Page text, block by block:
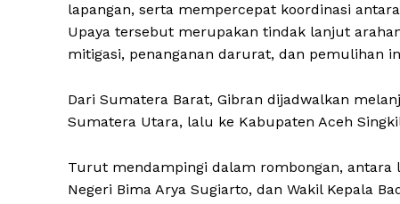
lapangan, serta mempercepat koordinasi
Upaya tersebut merupakan tindak lanjut
mitigasi, penanganan darurat, dan pemulihan
Dari Sumatera Barat, Gibran dijadwalkan
Sumatera Utara, lalu ke Kabupaten Aceh
Turut mendampingi dalam rombongan, antara
Negeri Bima Arya Sugiarto, dan Wakil Kepala